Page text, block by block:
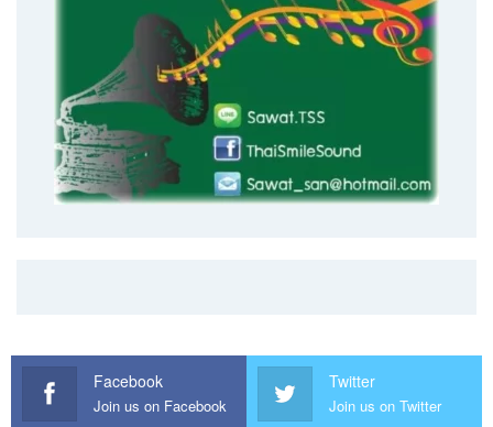
Facebook
Join us on Facebook
Twitter
Join us on Twitter